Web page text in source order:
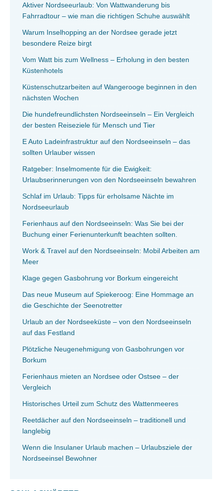
Aktiver Nordseeurlaub: Von Wattwanderung bis
Fahrradtour – wie man die richtigen Schuhe auswählt
Warum Inselhopping an der Nordsee gerade jetzt
besondere Reize birgt
Vom Watt bis zum Wellness – Erholung in den besten
Küstenhotels
Küstenschutzarbeiten auf Wangerooge beginnen in den
nächsten Wochen
Die hundefreundlichsten Nordseeinseln – Ein Vergleich
der besten Reiseziele für Mensch und Tier
E Auto Ladeinfrastruktur auf den Nordseeinseln – das
sollten Urlauber wissen
Ratgeber: Inselmomente für die Ewigkeit:
Urlaubserinnerungen von den Nordseeinseln bewahren
Schlaf im Urlaub: Tipps für erholsame Nächte im
Nordseeurlaub
Ferienhaus auf den Nordseeinseln: Was Sie bei der
Buchung einer Ferienunterkunft beachten sollten.
Work & Travel auf den Nordseeinseln: Mobil Arbeiten am
Meer
Klage gegen Gasbohrung vor Borkum eingereicht
Das neue Museum auf Spiekeroog: Eine Hommage an
die Geschichte der Seenotretter
Urlaub an der Nordseeküste – von den Nordseeinseln
auf das Festland
Plötzliche Neugenehmigung von Gasbohrungen vor
Borkum
Ferienhaus mieten an Nordsee oder Ostsee – der
Vergleich
Historisches Urteil zum Schutz des Wattenmeeres
Reetdächer auf den Nordseeinseln – traditionell und
langlebig
Wenn die Insulaner Urlaub machen – Urlaubsziele der
Nordseeinsel Bewohner